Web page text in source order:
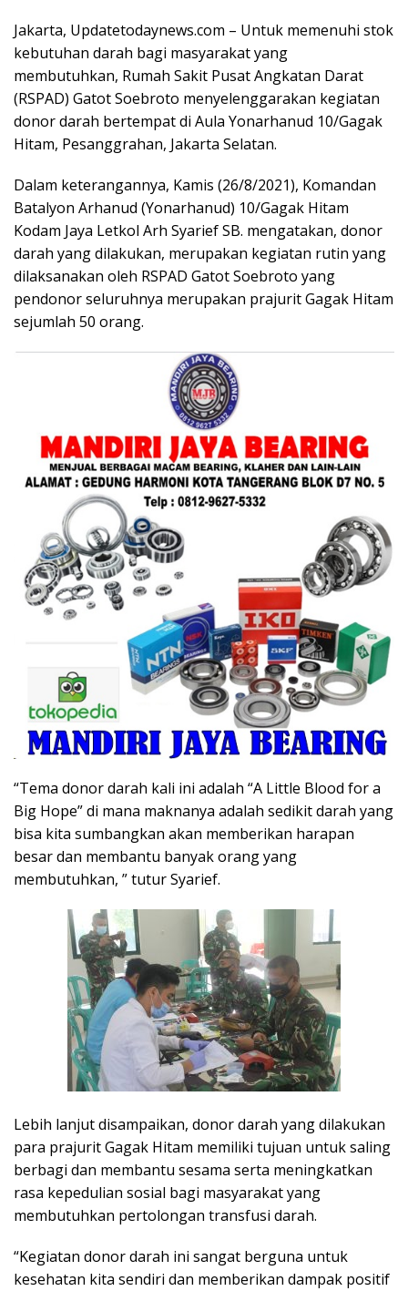
Jakarta, Updatetodaynews.com – Untuk memenuhi stok
kebutuhan darah bagi masyarakat yang
membutuhkan, Rumah Sakit Pusat Angkatan Darat
(RSPAD) Gatot Soebroto menyelenggarakan kegiatan
donor darah bertempat di Aula Yonarhanud 10/Gagak
Hitam, Pesanggrahan, Jakarta Selatan.
Dalam keterangannya, Kamis (26/8/2021), Komandan
Batalyon Arhanud (Yonarhanud) 10/Gagak Hitam
Kodam Jaya Letkol Arh Syarief SB. mengatakan, donor
darah yang dilakukan, merupakan kegiatan rutin yang
dilaksanakan oleh RSPAD Gatot Soebroto yang
pendonor seluruhnya merupakan prajurit Gagak Hitam
sejumlah 50 orang.
“Tema donor darah kali ini adalah “A Little Blood for a
Big Hope” di mana maknanya adalah sedikit darah yang
bisa kita sumbangkan akan memberikan harapan
besar dan membantu banyak orang yang
membutuhkan, ” tutur Syarief.
Lebih lanjut disampaikan, donor darah yang dilakukan
para prajurit Gagak Hitam memiliki tujuan untuk saling
berbagi dan membantu sesama serta meningkatkan
rasa kepedulian sosial bagi masyarakat yang
membutuhkan pertolongan transfusi darah.
“Kegiatan donor darah ini sangat berguna untuk
kesehatan kita sendiri dan memberikan dampak positif